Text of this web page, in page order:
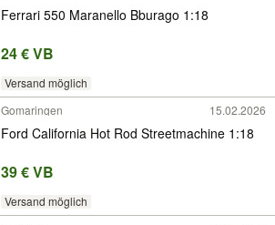
Ferrari 550 Maranello Bburago 1:18
24 € VB
Versand möglich
Gomaringen 15.02.2026
Ford California Hot Rod Streetmachine 1:18
39 € VB
Versand möglich